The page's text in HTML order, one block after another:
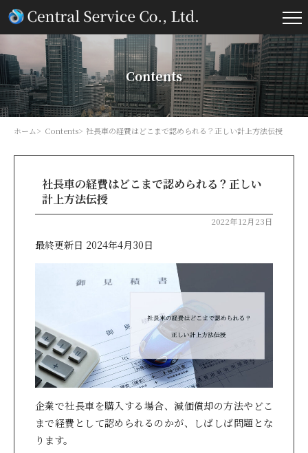
Contents
ホーム Contents 社長車の経費はどこまで認められる？正しい計上方法伝授
社長車の経費はどこまで認められる？正しい
計上方法伝授
2022年12月23日
最終更新日 2024年4月30日
企業で社長車を購入する場合、減価償却の方法やどこ
まで経費として認められるのかが、しばしば問題とな
ります。